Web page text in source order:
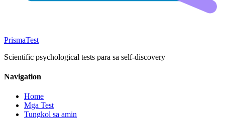
PrismaTest
Scientific psychological tests para sa self-discovery
Navigation
Home
Mga Test
Tungkol sa amin